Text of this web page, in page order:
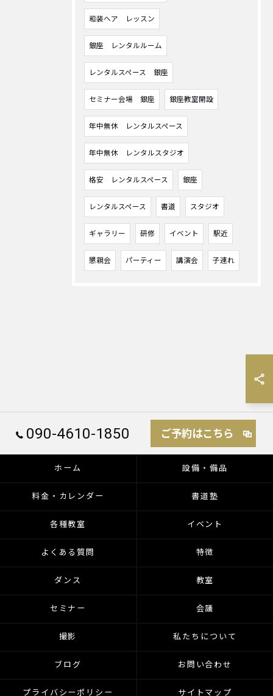
和装ヘア レッスン
銀座 レンタルルーム
レンタルスペース 銀座
セミナー会場 銀座 銀座教室開設
年中無休 レンタルスペース
年中無休 レンタルスタジオ
格安 レンタルスペース 銀座
レンタルスペース 書道 スタジオ
ギャラリー 研修 イベント 駅近
懇親会 パーティー 講演会 子連れ
090-4610-1850 ご予約はこちら
ホーム 設備・備品
料金・カレンダー 書道塾
各種教室 イベント
よくある質問 特徴
ダンス 教室
セミナー 会議
撮影 私たちについて
ブログ お問い合わせ
プライバシーポリシー サイトマップ